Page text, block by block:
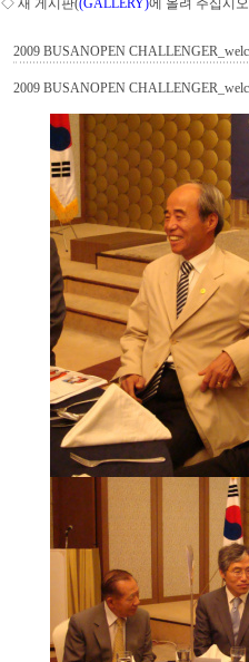
◇ 새 게시판((GALLERY)에 올려 주십시오
2009 BUSANOPEN
2009 BUSANOPEN